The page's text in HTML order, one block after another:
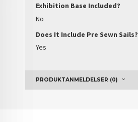
Exhibition Base Included?
No
Does It Include Pre Sewn Sails?
Yes
PRODUKTANMELDELSER (0)